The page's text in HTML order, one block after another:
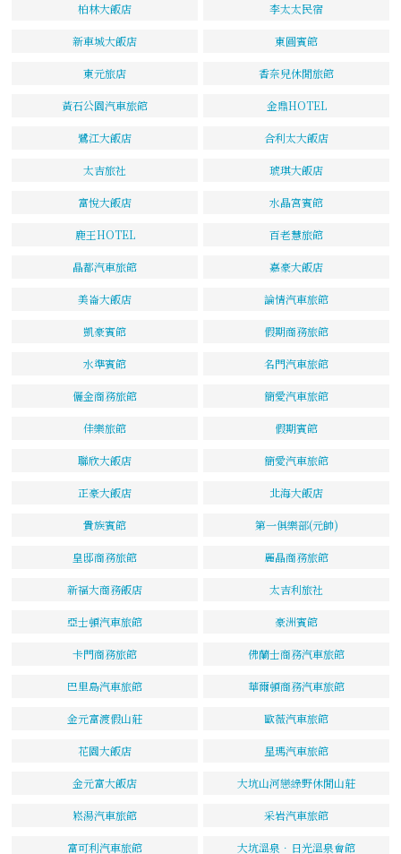
柏林大飯店 李太太民宿
新車城大飯店 東圓賓館
東元旅店 香奈兒休閒旅館
黃石公園汽車旅館 金鼎HOTEL
鷺江大飯店 合利太大飯店
太吉旅社 琥琪大飯店
富悅大飯店 水晶宮賓館
鹿王HOTEL 百老慧旅館
晶都汽車旅館 嘉豪大飯店
美崙大飯店 論情汽車旅館
凱豪賓館 假期商務旅館
水準賓館 名門汽車旅館
儷金商務旅館 簡愛汽車旅館
佳樂旅館 假期賓館
聯欣大飯店 簡愛汽車旅館
正豪大飯店 北海大飯店
貴族賓館 第一俱樂部(元帥)
皇邸商務旅館 麗晶商務旅館
新福大商務飯店 太吉利旅社
亞士頓汽車旅館 豪洲賓館
卡門商務旅館 佛蘭士商務汽車旅館
巴里島汽車旅館 華爾頓商務汽車旅館
金元富渡假山莊 歐薇汽車旅館
花園大飯店 星瑪汽車旅館
金元富大飯店 大坑山河戀綠野休閒山莊
崧湯汽車旅館 采岩汽車旅館
富可利汽車旅館 大坑溫泉．日光溫泉會館